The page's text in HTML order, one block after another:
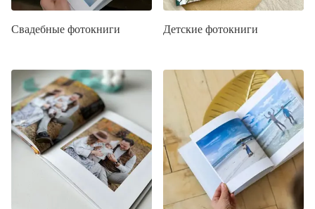
Свадебные фотокниги Детские фотокниги